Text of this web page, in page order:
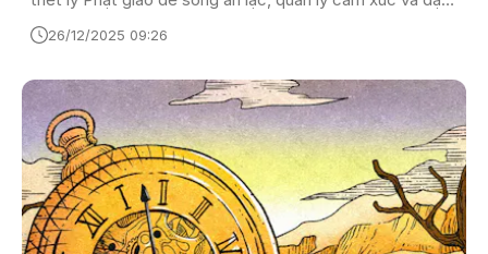
được sự tỉnh thức giữa thế giới hiện đại.
26/12/2025 09:26